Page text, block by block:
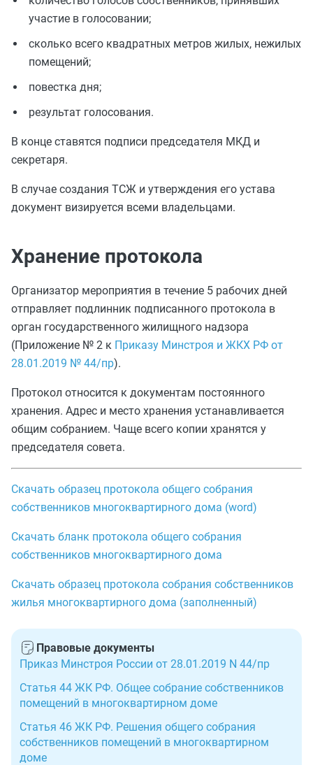
участие в голосовании;
сколько всего квадратных метров жилых, нежилых
помещений;
повестка дня;
результат голосования.
В конце ставятся подписи председателя МКД и
секретаря.
В случае создания ТСЖ и утверждения его устава
документ визируется всеми владельцами.
Хранение протокола
Организатор мероприятия в течение 5 рабочих дней
отправляет подлинник подписанного протокола в
орган государственного жилищного надзора
(Приложение № 2 к Приказу Минстроя и ЖКХ РФ от
28.01.2019 № 44/пр).
Протокол относится к документам постоянного
хранения. Адрес и место хранения устанавливается
общим собранием. Чаще всего копии хранятся у
председателя совета.
Скачать образец протокола общего собрания
собственников многоквартирного дома (word)
Скачать бланк протокола общего собрания
собственников многоквартирного дома
Скачать образец протокола собрания собственников
жилья многоквартирного дома (заполненный)
Правовые документы
Приказ Минстроя России от 28.01.2019 N 44/пр
Статья 44 ЖК РФ. Общее собрание собственников
помещений в многоквартирном доме
Статья 46 ЖК РФ. Решения общего собрания
собственников помещений в многоквартирном
доме